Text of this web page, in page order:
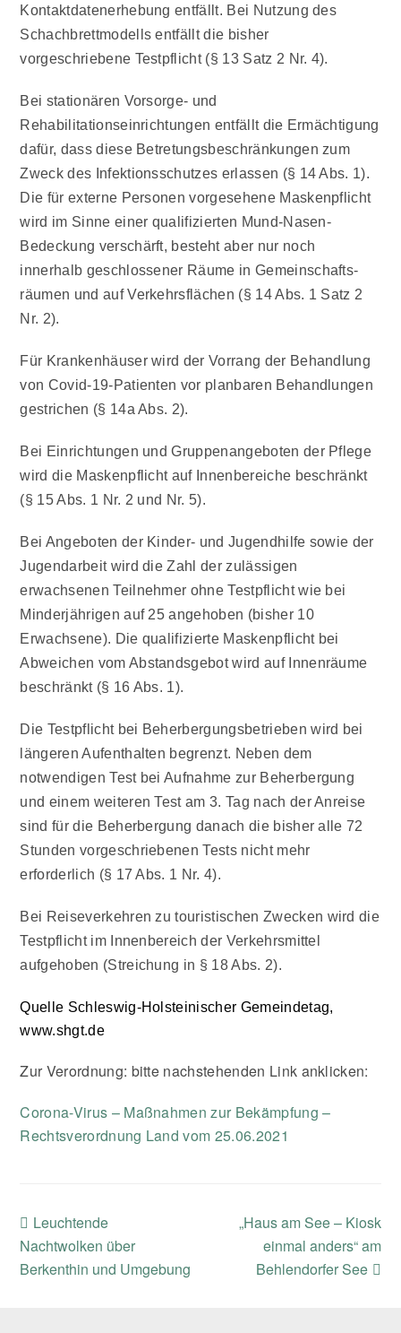
Kontaktdatenerhebung entfällt. Bei Nutzung des
Schachbrettmodells entfällt die bisher
vorgeschriebene Testpflicht (§ 13 Satz 2 Nr. 4).
Bei stationären Vorsorge- und
Rehabilitationseinrichtungen entfällt die Ermächtigung
dafür, dass diese Betretungsbeschränkungen zum
Zweck des Infektionsschutzes erlassen (§ 14 Abs. 1).
Die für externe Personen vorgesehene Maskenpflicht
wird im Sinne einer qualifizierten Mund-Nasen-
Bedeckung verschärft, besteht aber nur noch
innerhalb geschlossener Räume in Gemeinschafts-
räumen und auf Verkehrsflächen (§ 14 Abs. 1 Satz 2
Nr. 2).
Für Krankenhäuserwird der Vorrang der Behandlung
von Covid-19-Patienten vor planbaren Behandlungen
gestrichen (§ 14a Abs. 2).
Bei Einrichtungen und Gruppenangeboten der Pflege
wird die Maskenpflicht auf Innenbereiche beschränkt
(§ 15 Abs. 1 Nr. 2 und Nr. 5).
Bei Angeboten der Kinder- und Jugendhilfe sowie der
Jugendarbeit wird die Zahl der zulässigen
erwachsenen Teilnehmer ohne Testpflicht wie bei
Minderjährigen auf 25 angehoben (bisher 10
Erwachsene). Die qualifizierte Maskenpflicht bei
Abweichen vom Abstandsgebot wird auf Innenräume
beschränkt (§ 16 Abs. 1).
Die Testpflicht bei Beherbergungsbetriebenwird bei
längeren Aufenthalten begrenzt. Neben dem
notwendigen Test bei Aufnahme zur Beherbergung
und einem weiteren Test am 3. Tag nach der Anreise
sind für die Beherbergung danach die bisher alle 72
Stunden vorgeschriebenen Tests nicht mehr
erforderlich (§ 17 Abs. 1 Nr. 4).
Bei Reiseverkehren zu touristischen Zwecken wird die
Testpflicht im Innenbereich der Verkehrsmittel
aufgehoben (Streichung in § 18 Abs. 2).
Quelle Schleswig-Holsteinischer Gemeindetag,
www.shgt.de
Zur Verordnung: bitte nachstehenden Link anklicken:
Corona-Virus – Maßnahmen zur Bekämpfung –
Rechtsverordnung Land vom 25.06.2021
previous
post:
Leuchtende
Nachtwolken über
Berkenthin und Umgebung
next
post:
„Haus am See – Kiosk
einmal anders“ am
Behlendorfer See